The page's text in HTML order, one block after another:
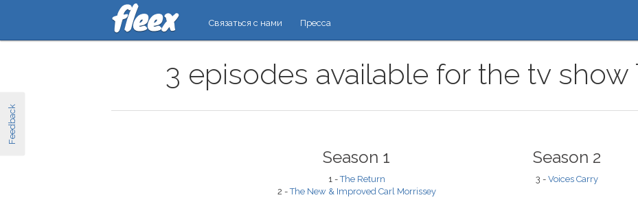
Feedback
Связаться с нами Пресса
3 episodes available for the tv show
Season 1
1 -The Return
2 -The New & Improved Carl Morrissey
Season 2
3 - Voices Carry